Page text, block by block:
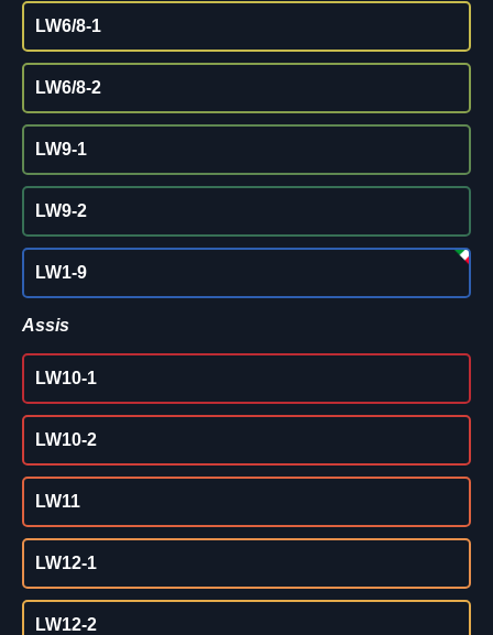
LW6/8-1
LW6/8-2
LW9-1
LW9-2
LW1-9
Assis
LW10-1
LW10-2
LW11
LW12-1
LW12-2